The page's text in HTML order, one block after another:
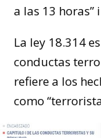
a las 13 horas”
La ley 18.314
conductas
refiere a los
como